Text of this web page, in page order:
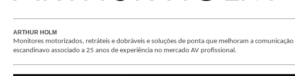
ARTHUR HOLM
Monitores motorizados, retráteis e dobráveis e soluções de ponta que melhoram a
escandinavo associado a 25 anos de experiência no mercado AV profissional.